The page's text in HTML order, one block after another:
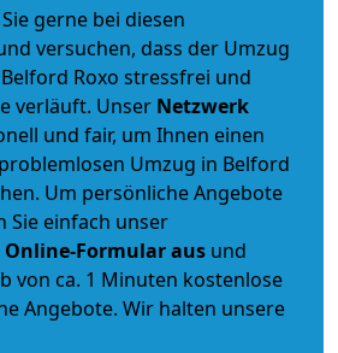
gerne bei diesen
versuchen, dass der Umzug
Roxo stressfrei und
verläuft. Unser Netzwerk
und fair, um Ihnen einen
Umzug in Belford
Um persönliche Angebote
Sie einfach unser
Formular aus und
von ca. 1 Minuten kostenlose
Angebote. Wir halten unsere